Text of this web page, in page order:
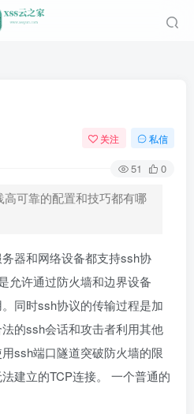
关注 私信
51 0
高可靠的配置和技巧都有哪
器和网络设备都支持ssh协
允许通过防火墙和边界设备
同时ssh协议的传输过程是加
的ssh会话和攻击者利用其他
ssh端口隧道突破防火墙的限
建立的TCP连接。 一个普通的